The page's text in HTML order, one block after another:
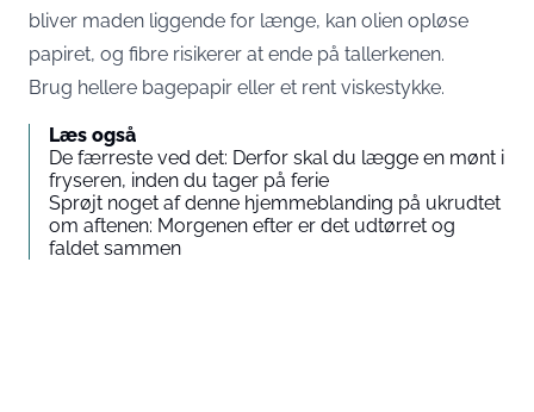
bliver maden liggende for længe, kan olien opløse
papiret, og fibre risikerer at ende på tallerkenen.
Brug hellere bagepapir eller et rent viskestykke.
Læs også
De færreste ved det: Derfor skal du lægge en mønt i
fryseren, inden du tager på ferie
Sprøjt noget af denne hjemmeblanding på ukrudtet
om aftenen: Morgenen efter er det udtørret og
faldet sammen